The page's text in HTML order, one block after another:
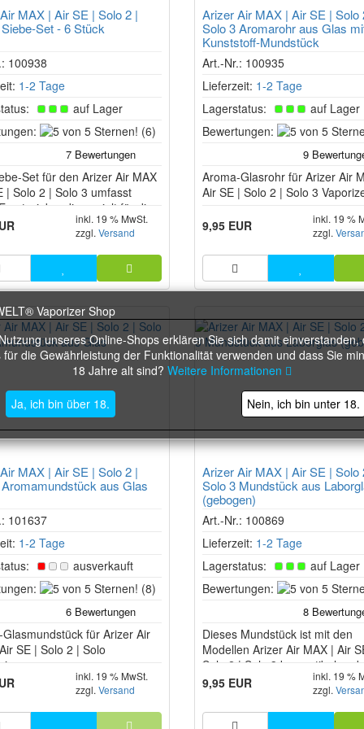
unseres Online-Shops erklären Sie sich damit einverstanden,
für die Gewährleistung der Funktionalität verwenden und dass Sie
18 Jahre alt sind? Weitere Informationen
Ja, ich bin über 18. Nein, ich bin unter 18.
MAX | Air SE | Solo 2 |
Set - 6 Stück
100938
1-2 Tage
auf Lager
5
Sternen!
(6)
Set für den Arizer Air MAX
| Solo 2 | Solo 3 umfasst
die gezielt für die
Vaporizer Arizer Air MAX |
Solo 2 | Solo 3 konzipiert
inkl. 19 % MwSt.
zzgl. Versand
Arizer Air MAX | Air SE | Solo
Solo 3 Aromarohr aus Glas
Kunststoff-Mundstück
Art.-Nr.: 100935
Lieferzeit: 1-2 Tage
Lagerstatus:
auf Lager
Bewertungen:
Aroma-Glasrohr für Arizer Air
Air SE | Solo 2 | Solo 3
9,95 EUR
inkl. 19 %
zzgl.
MAX | Air SE | Solo 2 |
aus Glas
101637
1-2 Tage
ausverkauft
5
Sternen!
(8)
für Arizer Air
SE | Solo 2 | Solo
inkl. 19 % MwSt.
zzgl. Versand
Arizer Air MAX | Air SE | Solo
Solo 3 Mundstück aus
(gebogen)
Art.-Nr.: 100869
Lieferzeit: 1-2 Tage
Lagerstatus:
auf Lager
Bewertungen:
Dieses Mundstück ist mit den
Modellen Arizer Air MAX | Air
Solo 2 | Solo 3 kompatibel und
sich sowohl als Ersatzteil als
Zubehör zur Verbesserung der
Nutzungserfahrung.
9,95 EUR
inkl. 19 %
zzgl.